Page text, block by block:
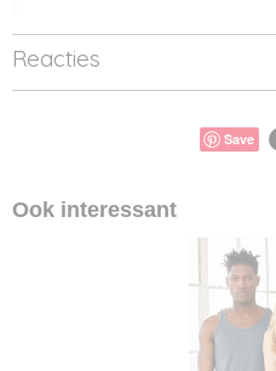
Reacties
Save
Ook interessant